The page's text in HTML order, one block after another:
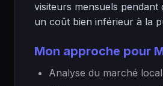
visiteurs mensuels pendant
un coût bien inférieur à la
Mon approche pour
Analyse du marché